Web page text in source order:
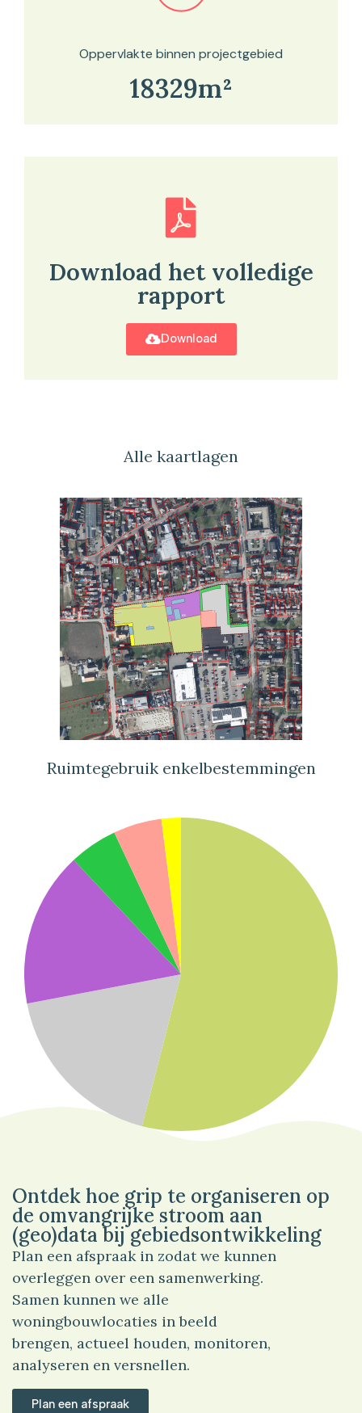
Oppervlakte binnen projectgebied
18329m²
Download het volledige
rapport
Download
Alle kaartlagen
Ruimtegebruik enkelbestemmingen
Ontdek hoe grip te organiseren op
de omvangrijke stroom aan
(geo)data bij gebiedsontwikkeling
Plan een afspraak in zodat we kunnen
overleggen over een samenwerking.
Samen kunnen we alle
woningbouwlocaties in beeld
brengen, actueel houden, monitoren,
analyseren en versnellen.
Plan een afspraak